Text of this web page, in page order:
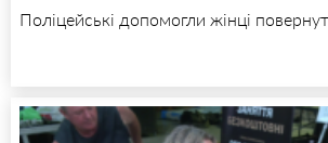
Поліцейські допомогли жінці